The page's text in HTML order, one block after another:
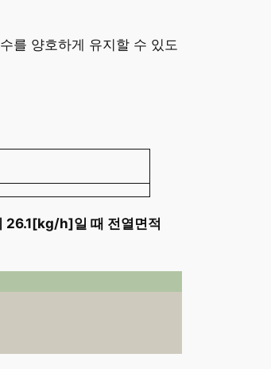
를 양호하게 유지할 수 있도
26.1[kg/h]일 때 전열면적